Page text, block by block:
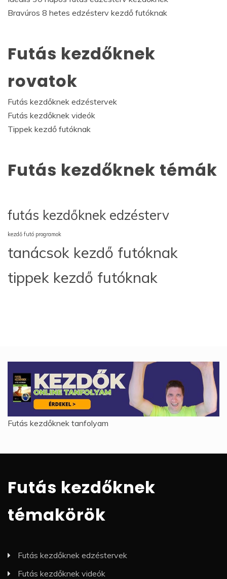
Bravúros 8 hetes edzésterv kezdő futóknak
Futás kezdőknek
rovatok
Futás kezdőknek edzéstervek
Futás kezdőknek videók
Tippek kezdő futóknak
Futás kezdőknek témák
futás kezdőknek edzésterv
kezdő futó programok
tanácsok kezdő futóknak
tippek kezdő futóknak
Futás kezdőknek tanfolyam
Futás kezdőknek
témakörök
Futás kezdőknek edzéstervek
Futás kezdőknek videók